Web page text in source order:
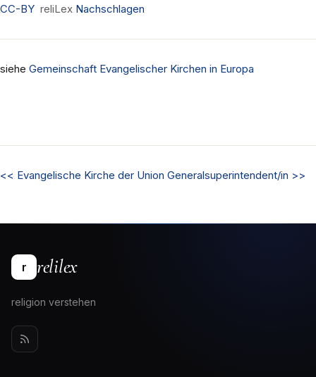
CC-BY reliLex Nachschlagen
siehe Gemeinschaft Evangelischer Kirchen in Europa
<< Evangelische Kirche der Union Generalsuperintendent/in >>
r relilex
religion verstehen